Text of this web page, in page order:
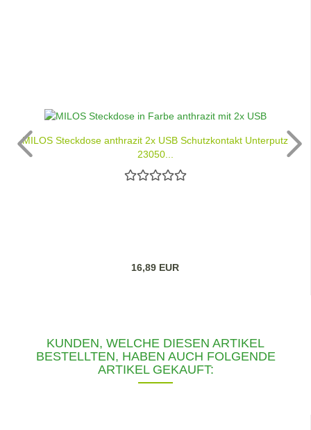
MILOS Steckdose anthrazit 2x USB Schutzkontakt Unterputz
23050...
16,89 EUR
KUNDEN, WELCHE DIESEN ARTIKEL
BESTELLTEN, HABEN AUCH FOLGENDE
ARTIKEL GEKAUFT: